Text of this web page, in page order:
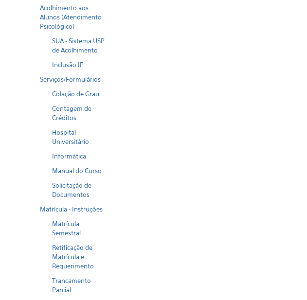
Acolhimento aos
Alunos (Atendimento
Psicológico)
SUA - Sistema USP
de Acolhimento
Inclusão IF
Serviços/Formulários
Colação de Grau
Contagem de
Créditos
Hospital
Universitário
Informática
Manual do Curso
Solicitação de
Documentos
Matrícula - Instruções
Matrícula
Semestral
Retificação de
Matrícula e
Requerimento
Trancamento
Parcial